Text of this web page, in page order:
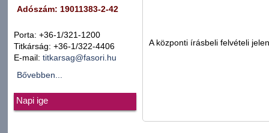
Adószám: 19011383-2-42
Porta: +36-1/321-1200
Titkárság: +36-1/322-4406
E-mail: titkarsag@fasori.hu
Bővebben...
Napi ige
A központi írásbeli felvételi